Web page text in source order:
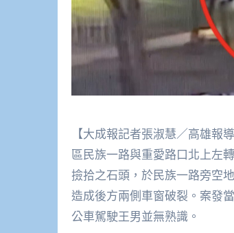
【大成報記者張淑慧／高雄報
區民族一路與重愛路口北上左
撿拾之石頭，於民族一路旁空
造成後方兩側車窗破裂。案發
公車駕駛王男並無熟識。